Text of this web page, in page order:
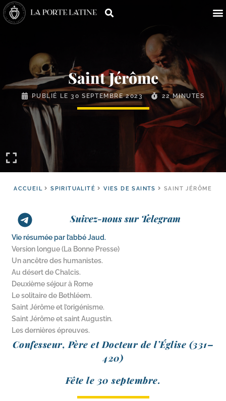
Saint Jérôme
PUBLIÉ LE30 SEPTEMBRE 2023 22 MINUTES
ACCUEIL SPIRITUALITÉ VIES DE SAINTS SAINT JÉRÔME
Suivez-nous sur Telegram
Vie résumée par l’abbé Jaud.
Version longue (La Bonne Presse)
Un ancêtre des humanistes.
Au désert de Chalcis.
Deuxième séjour à Rome
Le solitaire de Bethléem.
Saint Jérôme et l’origénisme.
Saint Jérôme et saint Augustin.
Les dernières épreuves.
Confesseur, Père et Docteur de l’Église (331–
420)
Fête le 30 septembre.